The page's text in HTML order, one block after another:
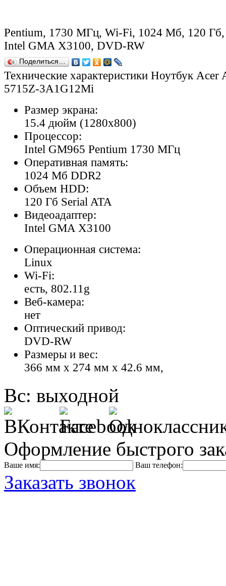
Pentium, 1730 МГц, Wi-Fi, 1024 Мб, 120
Intel GMA X3100, DVD-RW
Поделиться…
Технические характеристики Ноутбук Acer
5715Z-3A1G12Mi
Размер экрана:
15.4 дюйм (1280x800)
Процессор:
Intel GM965 Pentium 1730 МГц
Оперативная память:
1024 Мб DDR2
Объем HDD:
120 Гб Serial ATA
Видеоадаптер:
Intel GMA X3100
Операционная система:
Linux
Wi-Fi:
есть, 802.11g
Веб-камера:
нет
Оптический привод:
DVD-RW
Размеры и вес:
366 мм x 274 мм x 42.6 мм,
Вс: выходной
Оформление быстрого
Ваше имя: Ваш телефон:
Заказать звонок